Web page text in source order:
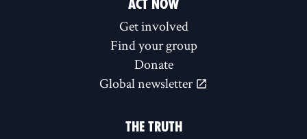
ACT NOW
Get involved
Find your group
Donate
Global newsletter
THE TRUTH